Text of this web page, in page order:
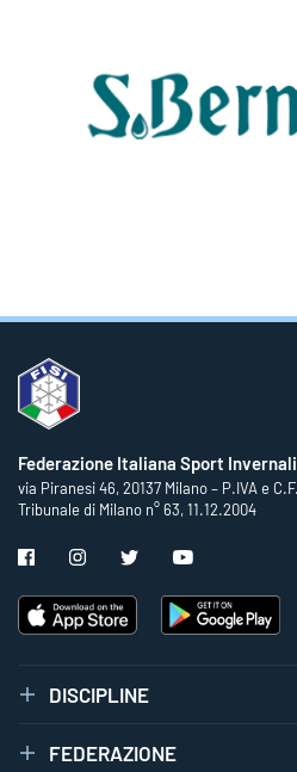
Federazione Italiana Sport Invernali
via Piranesi 46, 20137 Milano – P.IVA e
Tribunale di Milano n° 63, 11.12.2004
DISCIPLINE
FEDERAZIONE